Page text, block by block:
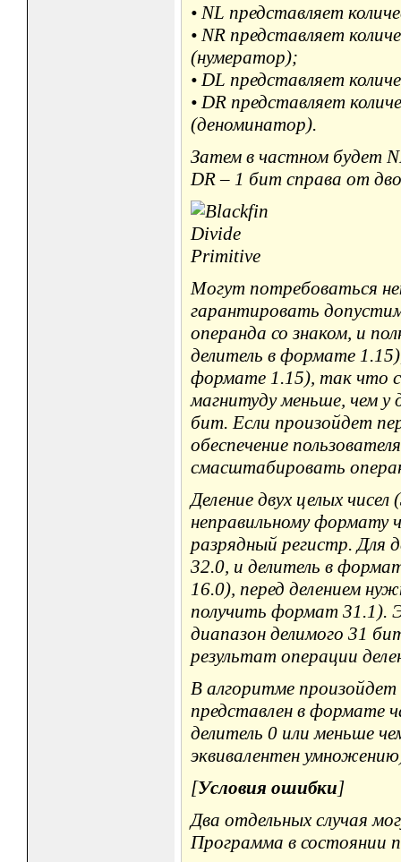
• NL представляет
• NR представляет
(нумератор);
• DL представляет
• DR представляет
(деноминатор).
Затем в частном будет
DR – 1 бит справа от
Могут потребоваться
гарантировать
операнда со знаком, и
делитель в формате
формате 1.15), так что
магнитуду меньше, чем у
бит. Если произойдет
обеспечение
смасштабировать
Деление двух целых
неправильному формату
разрядный регистр. Для
32.0, и делитель в
16.0), перед делением
получить формат 31.1).
диапазон делимого 31
результат операции
В алгоритме
представлен в формате
делитель 0 или меньше
эквивалентен
[Условия ошибки]
Два отдельных случая
Программа в состоянии